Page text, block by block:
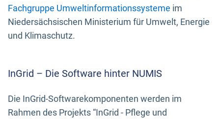
Fachgruppe Umweltinformationssysteme im
Niedersächsischen Ministerium für Umwelt, Energie
und Klimaschutz.
InGrid – Die Software hinter NUMIS
Die InGrid-Softwarekomponenten werden im
Rahmen des Projekts “InGrid - Pflege und